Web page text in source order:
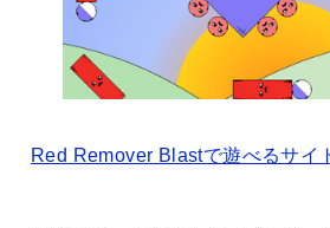
Red Remover Blastで遊べるサイ